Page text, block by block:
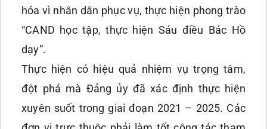
hóa vì nhân dân phục vụ, thực hiện phong trào
“CAND học tập, thực hiện Sáu điều Bác Hồ
dạy”.
Thực hiện có hiệu quả nhiệm vụ trọng tâm,
đột phá mà Đảng ủy đã xác định thực hiện
xuyên suốt trong giai đoạn 2021 – 2025. Các